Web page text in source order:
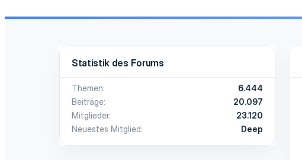
Statistik des Forums
Themen
6.444
Beiträge
20.097
Mitglieder
23.120
Neuestes Mitglied
Deep